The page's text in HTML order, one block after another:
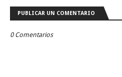
PUBLICAR UN COMENTARIO
0 Comentarios